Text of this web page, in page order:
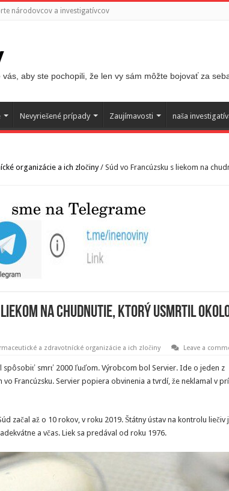
národovcov a investigatívcov
aby ste pochopili, že len vy sám môžte bojovať za
Nevyriešené prípady Zaujímavosti naša
organizácie a ich zločiny/ Súd vo Francúzsku s liekom na
liekom na chudnutie, ktorý usmrtil
a zdravotnícké organizácie a ich zločiny Leave a
spôsobiť smrť 2000 ľuďom. Výrobcom bol Servier. Ide o jeden z
vo Francúzsku. Servier popiera obvinenia a tvrdí, že neklamal v
začal až o 10 rokov, v roku 2019. Štátny ústav na kontrolu liečiv
a včas. Liek sa predával od roku 1976.